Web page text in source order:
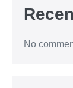
No